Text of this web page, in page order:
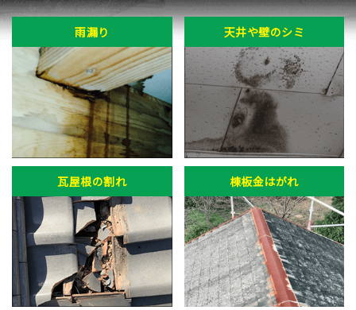
雨漏り 天井や壁のシミ
瓦屋根の割れ 棟板金はがれ